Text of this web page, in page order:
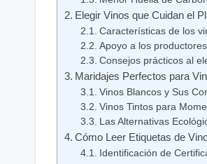
Elegir Vinos que Cuidan el
Características de los
Apoyo a los
Consejos prácticos al
Maridajes Perfectos para
Vinos Blancos y Sus
Vinos Tintos para
Las Alternativas
Cómo Leer Etiquetas de
Identificación de